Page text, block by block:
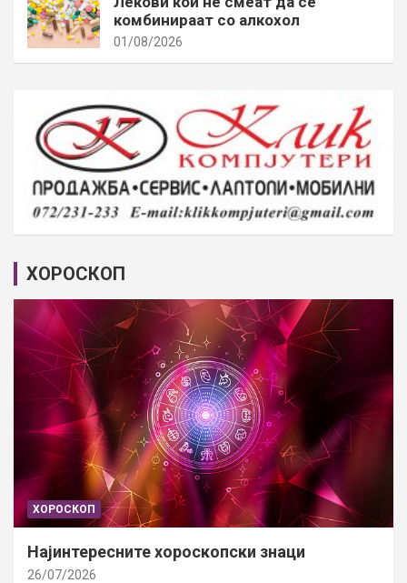
комбинираат со алкохол
01/08/2026
ХОРОСКОП
ХОРОСКОП
Најинтересните хороскопски знаци
26/07/2026